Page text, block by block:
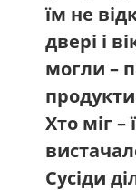
їм не
двері і
могли –
Хто міг –
Сусіди